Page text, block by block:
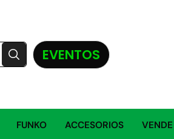
EVENTOS
FUNKO ACCESORIOS